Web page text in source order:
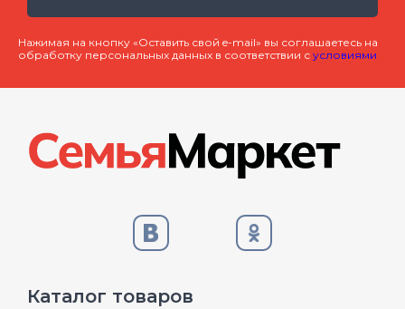
Нажимая на кнопку «Оставить свой e-mail» вы соглашаетесь на
обработку персональных данных в соответствии с условиями
Каталог товаров